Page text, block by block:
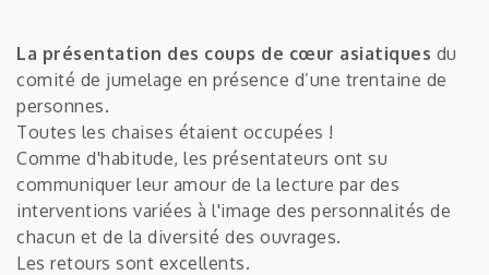
La présentation des coups de cœur asiatiques du
comité de jumelage en présence d’une trentaine de
personnes.
Toutes les chaises étaient occupées !
Comme d'habitude, les présentateurs ont su
communiquer leur amour de la lecture par des
interventions variées à l'image des personnalités de
chacun et de la diversité des ouvrages.
Les retours sont excellents.